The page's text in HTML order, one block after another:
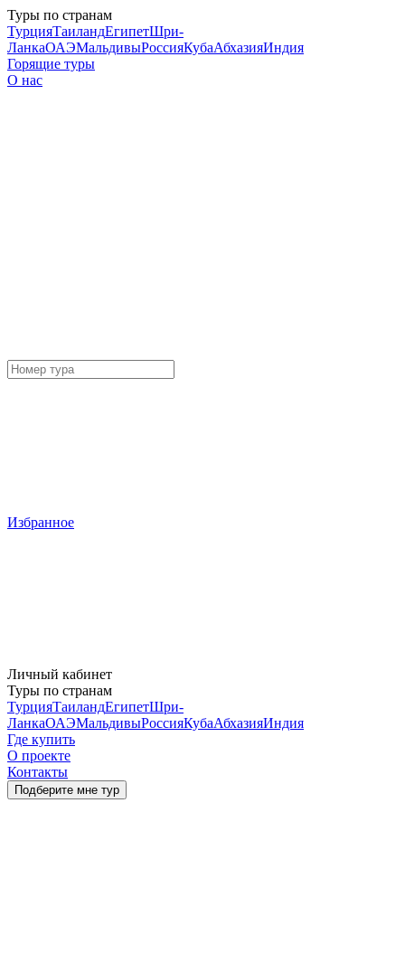
Туры по странам
ТурцияТаиландЕгипетШри-
ЛанкаОАЭМальдивыРоссияКубаАбхазияИндия
Горящие туры
О нас
Избранное
Личный кабинет
Туры по странам
ТурцияТаиландЕгипетШри-
ЛанкаОАЭМальдивыРоссияКубаАбхазияИндия
Где купить
О проекте
Контакты
Подберите мне тур